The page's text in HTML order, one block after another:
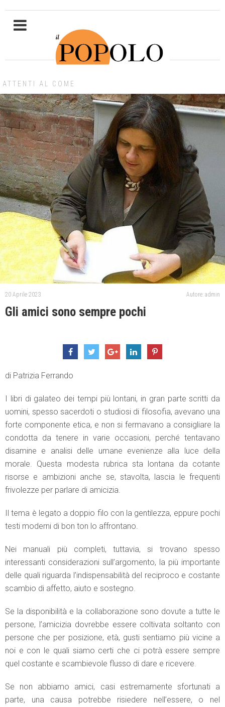
ATTENTI AL COME
20 Aprile 2023 Autore: admin
Gli amici sono sempre pochi
di Patrizia Ferrando
I libri di galateo dei tempi più lontani, in gran parte scritti da
uomini, spesso sacerdoti o studiosi di filosofia, avevano una
forte componente etica, e non si fermavano a consigliare la
condotta da tenere in varie occasioni, perché tentavano
disamine e analisi delle umane evenienze alla luce della
morale. Questa modesta rubrica sta lontana da cotante
risorse e ambizioni anche se, stavolta, lascia le frequenti
frivolezze per parlare di amicizia.
Il tema è legato a doppio filo con la gentilezza, eppure pochi
testi moderni di bon ton lo affrontano.
Nei manuali più completi, tuttavia, si trovano spesso
interessanti considerazioni sull’argomento, la più importante
delle quali riguarda l’indispensabilità del reciproco e costante
scambio di affetto, aiuto e sostegno.
Se la disponibilità e la collaborazione sono dovute a tutte le
persone, l’amicizia dovrebbe essere coltivata soltanto con
persone che per posizione, età, gusti sentiamo più vicine a
noi e con le quali siamo certi che ci potrà essere sempre
quel costante e scambievole flusso di dare e ricevere.
Se non abbiamo amici, casi estremamente sfortunati a
parte, una causa potrebbe risiedere nell’essere, o nel